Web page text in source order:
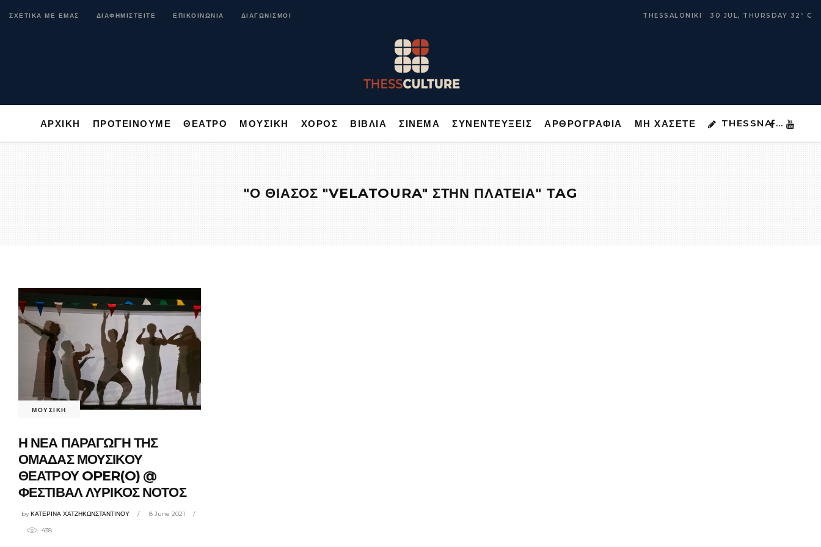
ΣΧΕΤΙΚΑ ΜΕ ΕΜΑΣ ΔΙΑΦΗΜΙΣΤΕΙΤΕ ΕΠΙΚΟΙΝΩΝΙΑ ΔΙΑΓΩΝΙΣΜΟΙ THESSALONIKI 30 JUL, THURSDAY 32 ° C
ΑΡΧΙΚΗ ΠΡΟΤΕΙΝΟΥΜΕ ΘΕΑΤΡΟ ΜΟΥΣΙΚΗ ΧΟΡΟΣ ΒΙΒΛΙΑ ΣΙΝΕΜΑ ΣΥΝΕΝΤΕΥΞΕΙΣ ΑΡΘΡΟΓΡΑΦΙΑ ΜΗ ΧΑΣΕΤΕ THESSNA …
ΑΡΧΙΚΗ ΠΡΟΤΕΙΝΟΥΜΕ ΘΕΑΤΡΟ ΜΟΥΣΙΚΗ ΜΗ ΧΑΣΕΤΕ THESSNA …
"Ο ΘΙΑΣΟΣ "VELATOURA" ΣΤΗΝ ΠΛΑΤΕΙΑ" TAG
ΜΟΥΣΙΚΗ
Η ΝΕΑ ΠΑΡΑΓΩΓΗ ΤΗΣ
ΟΜΑΔΑΣ ΜΟΥΣΙΚΟΥ
ΘΕΑΤΡΟΥ OPER(O) @
ΦΕΣΤΙΒΑΛ ΛΥΡΙΚΟΣ ΝΟΤΟΣ
byΚΑΤΕΡΙΝΑ ΧΑΤΖΗΚΩΝΣΤΑΝΤΙΝΟΥ 8 June 2021
438